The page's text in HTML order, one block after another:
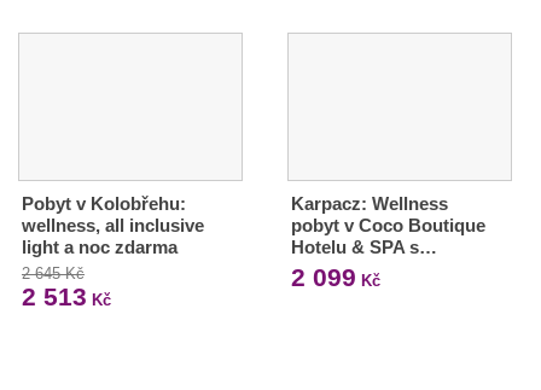
Pobyt v Kolobřehu:
wellness, all inclusive
light a noc zdarma
2 645 Kč
2 513 Kč
Karpacz: Wellness
pobyt v Coco Boutique
Hotelu & SPA s…
2 099 Kč